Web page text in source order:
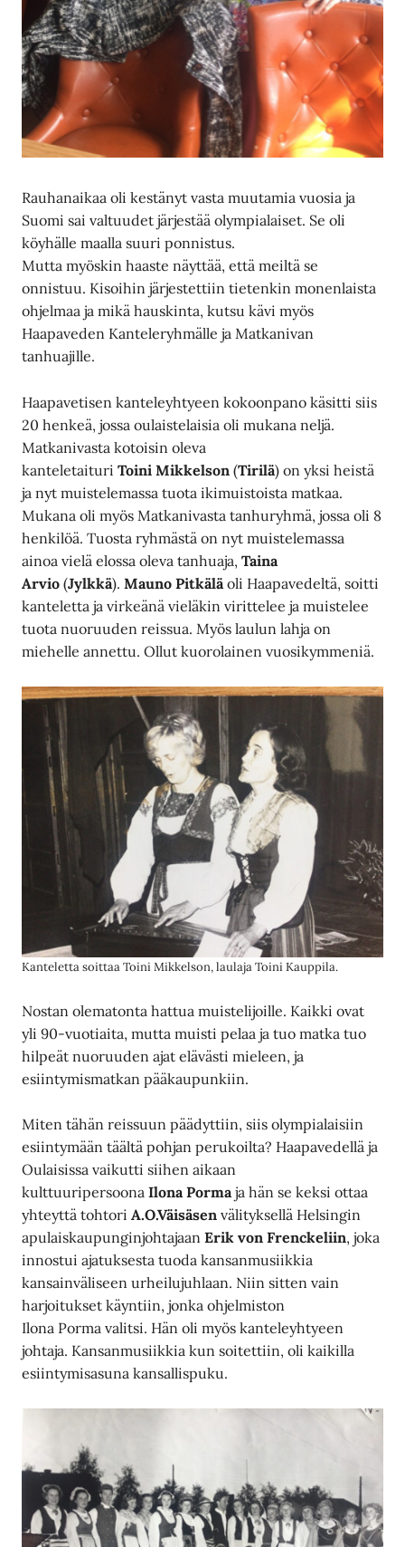
Rauhanaikaa oli kestänyt vasta muutamia vuosia ja
Suomi sai valtuudet järjestää olympialaiset. Se oli
köyhälle maalla suuri ponnistus.
Mutta myöskin haaste näyttää, että meiltä se
onnistuu. Kisoihin järjestettiin tietenkin monenlaista
ohjelmaa ja mikä hauskinta, kutsu kävi myös
Haapaveden Kanteleryhmälle ja Matkanivan
tanhuajille.
Haapavetisen kanteleyhtyeen kokoonpano käsitti siis
20 henkeä, jossa oulaistelaisia oli mukana neljä.
Matkanivasta kotoisin oleva
kanteletaituriToini Mikkelson (Tirilä) on yksi heistä
ja nyt muistelemassa tuota ikimuistoista matkaa.
Mukana oli myös Matkanivasta tanhuryhmä, jossa oli 8
henkilöä. Tuosta ryhmästä on nyt muistelemassa
ainoa vielä elossa oleva tanhuaja,Taina
Arvio (Jylkkä).Mauno Pitkäläoli Haapavedeltä, soitti
kanteletta ja virkeänä vieläkin virittelee ja muistelee
tuota nuoruuden reissua. Myös laulun lahja on
miehelle annettu. Ollut kuorolainen vuosikymmeniä.
Kanteletta soittaa Toini Mikkelson, laulaja Toini Kauppila.
Nostan olematonta hattua muistelijoille. Kaikki ovat
yli 90-vuotiaita, mutta muisti pelaa ja tuo matka tuo
hilpeät nuoruuden ajat elävästi mieleen, ja
esiintymismatkan pääkaupunkiin.
Miten tähän reissuun päädyttiin, siis olympialaisiin
esiintymään täältä pohjan perukoilta? Haapavedellä ja
Oulaisissa vaikutti siihen aikaan
kulttuuripersoonaIlona Pormaja hän se keksi ottaa
yhteyttä tohtoriA.O.Väisäsen välityksellä Helsingin
apulaiskaupunginjohtajaanErik von Frenckeliin, joka
innostui ajatuksesta tuoda kansanmusiikkia
kansainväliseen urheilujuhlaan. Niin sitten vain
harjoitukset käyntiin, jonka ohjelmiston
Ilona Porma valitsi. Hän oli myös kanteleyhtyeen
johtaja. Kansanmusiikkia kun soitettiin, oli kaikilla
esiintymisasuna kansallispuku.